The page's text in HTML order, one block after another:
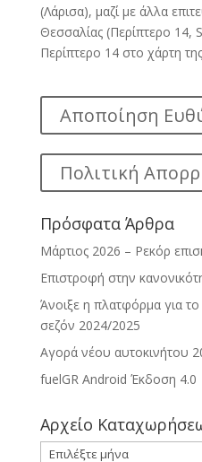
(Λάρισα), μαζί με άλλα
Θεσσαλίας (Περίπτερο 14,
Περίπτερο 14 στο χάρτη
Αποποίηση
Πολιτική
Πρόσφατα Άρθρα
Μάρτιος 2026 – Ρεκόρ
Επιστροφή στην
Άνοιξε η πλατφόρμα για
σεζόν 2024/2025
Αγορά νέου αυτοκινήτου
fuelGR Android Έκδοση 4.0
Αρχείο
Αρχείο